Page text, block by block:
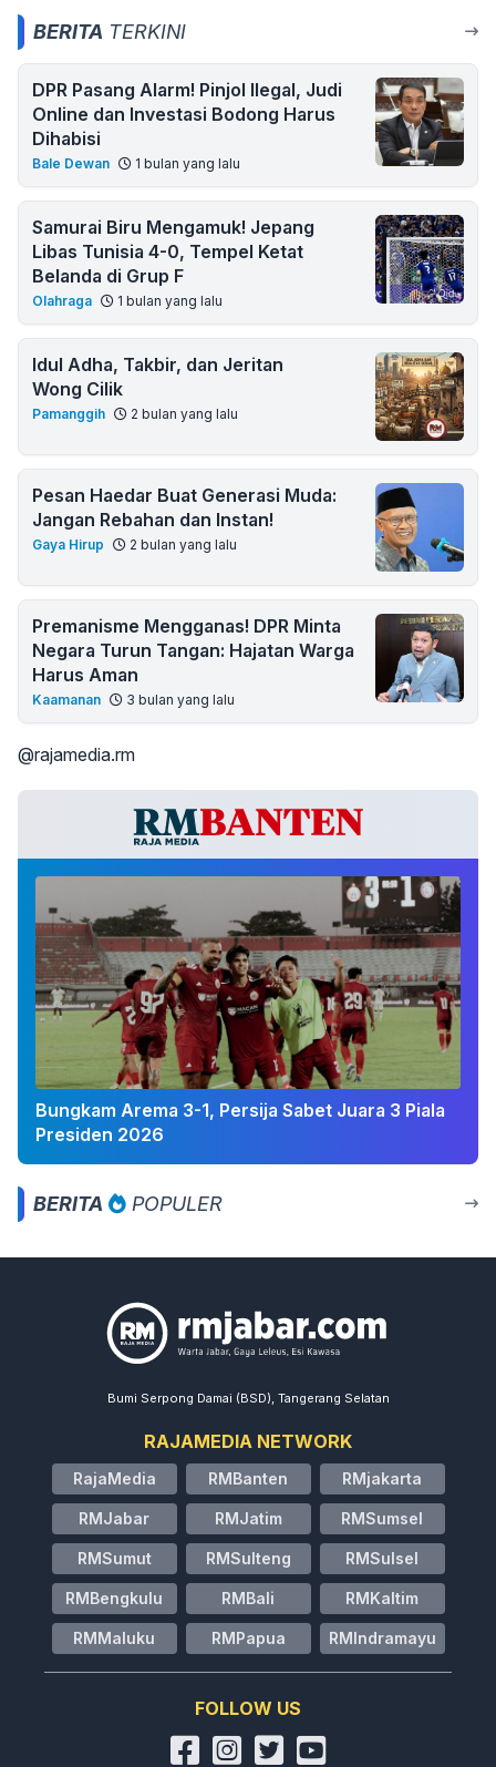
BERITA TERKINI
DPR Pasang Alarm! Pinjol Ilegal, Judi
Online dan Investasi Bodong Harus
Dihabisi
Bale Dewan 1 bulan yang lalu
Samurai Biru Mengamuk! Jepang
Libas Tunisia 4-0, Tempel Ketat
Belanda di Grup F
Olahraga 1 bulan yang lalu
Idul Adha, Takbir, dan Jeritan
Wong Cilik
Pamanggih 2 bulan yang lalu
Pesan Haedar Buat Generasi Muda:
Jangan Rebahan dan Instan!
Gaya Hirup 2 bulan yang lalu
Premanisme Mengganas! DPR Minta
Negara Turun Tangan: Hajatan Warga
Harus Aman
Kaamanan 3 bulan yang lalu
@rajamedia.rm
Bungkam Arema 3-1, Persija Sabet Juara 3 Piala
Presiden 2026
BERITA POPULER
Bumi Serpong Damai (BSD), Tangerang Selatan
RAJAMEDIA NETWORK
RajaMedia RMBanten RMjakarta
RMJabar RMJatim RMSumsel
RMSumut RMSulteng RMSulsel
RMBengkulu RMBali RMKaltim
RMMaluku RMPapua RMIndramayu
FOLLOW US